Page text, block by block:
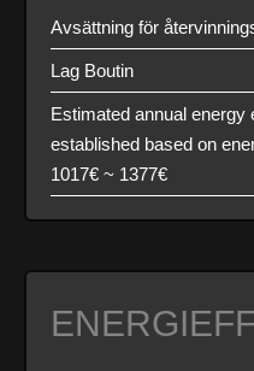
Avsättning för
Lag Boutin
Estimated annual energy
established based on
1017€ ~ 1377€